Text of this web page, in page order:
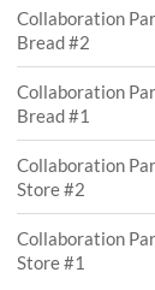
Collaboration
Bread #2
Collaboration
Bread #1
Collaboration
Store #2
Collaboration
Store #1